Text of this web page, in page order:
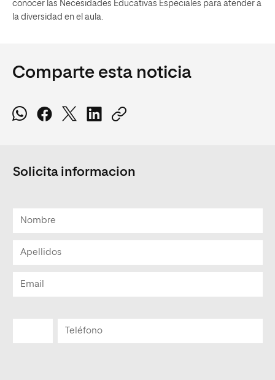
conocer las Necesidades Educativas Especiales para atender a
la diversidad en el aula.
Comparte esta noticia
Solicita informacion